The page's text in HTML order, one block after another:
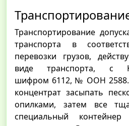
Транспортирование
транспорта в
перевозки грузов,
виде транспорта, с
шифром 6112, № ООН 2588.
концентрат засыпать
опилками, затем все
специальный